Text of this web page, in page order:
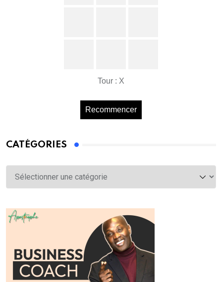
Tour : X
Recommencer
CATÉGORIES
Catégories